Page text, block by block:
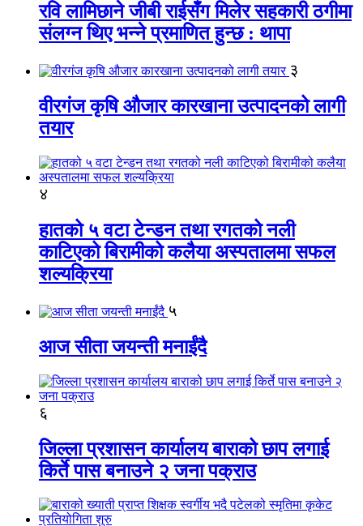
रवि लामिछाने जीबी राईसँग मिलेर सहकारी ठगीमा
संलग्न थिए भन्ने प्रमाणित हुन्छ : थापा
३
वीरगंज कृषि औजार कारखाना उत्पादनको लागी
तयार
४
हातको ५ वटा टेन्डन तथा रगतको नली
काटिएको बिरामीको कलैया अस्पतालमा सफल
शल्यक्रिया
५
आज सीता जयन्ती मनाईंदै
६
जिल्ला प्रशासन कार्यालय बाराको छाप लगाई
किर्ते पास बनाउने २ जना पक्राउ